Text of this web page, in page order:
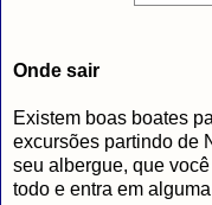
Onde sair
Existem boas boates
excursões partindo de
seu albergue, que
todo e entra em